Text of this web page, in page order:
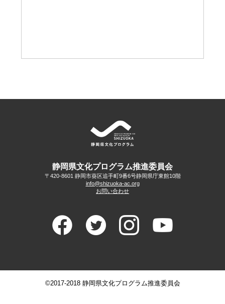
静岡県文化プログラム推進委員会
〒420-8601 静岡市葵区追手町9番6号静岡県庁東館10階
info@shizuoka-ac.org
お問い合わせ
©2017-2018 静岡県文化プログラム推進委員会